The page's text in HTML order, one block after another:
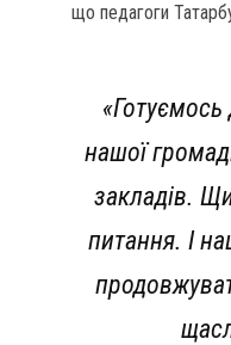
що педагоги
нашої
закладів.
питання. І